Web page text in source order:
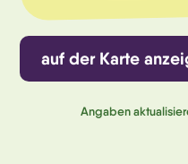
Kontakt
auf der Karte
Angaben